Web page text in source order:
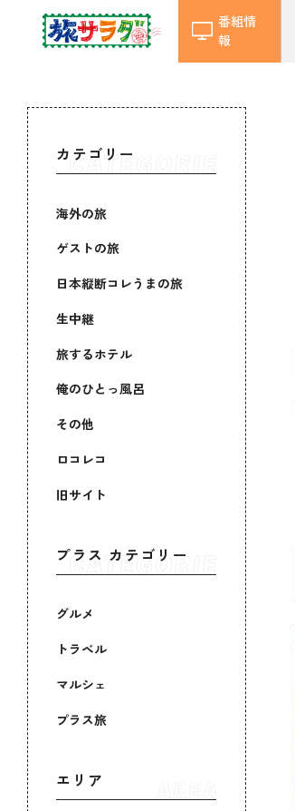
番組情
報
カテゴリー
海外の旅
ゲストの旅
日本縦断コレうまの旅
生中継
旅するホテル
俺のひとっ風呂
その他
ロコレコ
旧サイト
プラス カテゴリー
グルメ
トラベル
マルシェ
プラス旅
エリア